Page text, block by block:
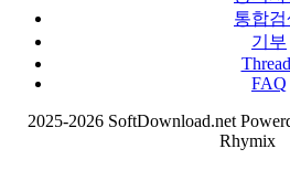
통합검
기부
FAQ
2025-2026 SoftDownload.net
Rhymix